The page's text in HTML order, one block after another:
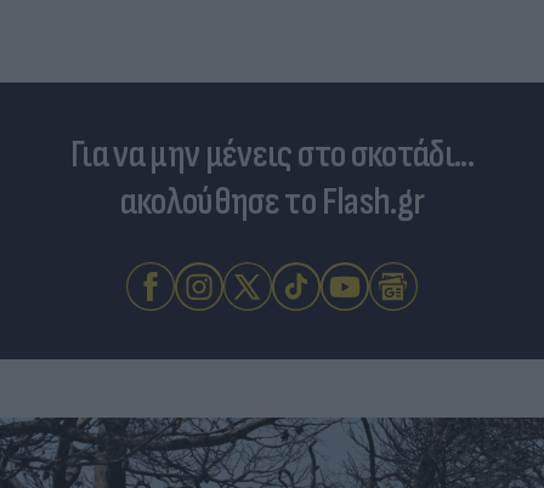
Για να μην μένεις στο σκοτάδι...
ακολούθησε το Flash.gr